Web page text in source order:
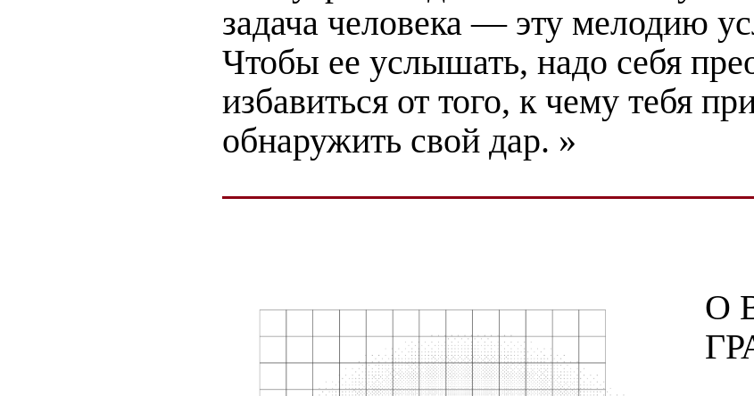
задача человека — эту мелодию
Чтобы ее услышать, надо себя
избавиться от того, к чему тебя
обнаружить свой дар. »
О